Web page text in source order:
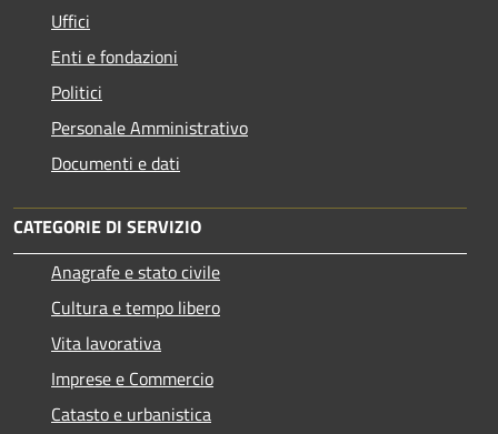
Uffici
Enti e fondazioni
Politici
Personale Amministrativo
Documenti e dati
CATEGORIE DI SERVIZIO
Anagrafe e stato civile
Cultura e tempo libero
Vita lavorativa
Imprese e Commercio
Catasto e urbanistica